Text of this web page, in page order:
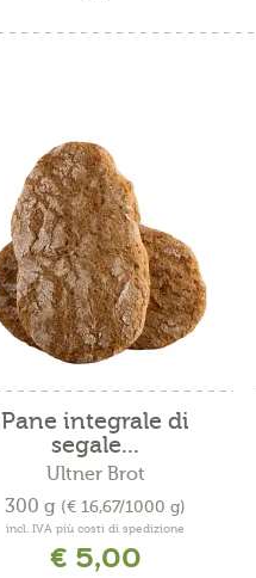
Pane integrale di
segale...
Ultner Brot
300 g (€ 16,67/1000 g)
incl. IVA più costi di spedizione
€ 5,00